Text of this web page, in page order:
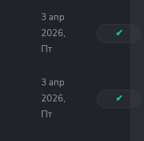
3 апр
2026,
Пт
✔
3 апр
2026,
Пт
✔